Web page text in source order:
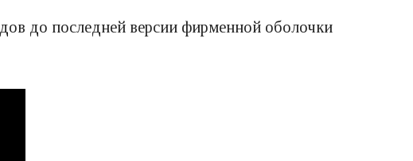
до последней версии фирменной оболочки